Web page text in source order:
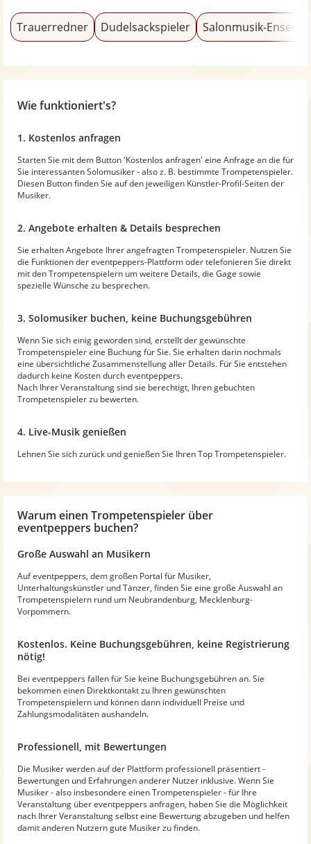
Trauerredner Dudelsackspieler Salonmusik-
Wie funktioniert's?
1. Kostenlos anfragen
Starten Sie mit dem Button 'Kostenlos anfragen' eine Anfrage an die für
Sie interessanten Solomusiker - also z. B. bestimmte Trompetenspieler.
Diesen Button finden Sie auf den jeweiligen Künstler-Profil-Seiten der
Musiker.
2. Angebote erhalten & Details besprechen
Sie erhalten Angebote Ihrer angefragten Trompetenspieler. Nutzen Sie
die Funktionen der eventpeppers-Plattform oder telefonieren Sie direkt
mit den Trompetenspielern um weitere Details, die Gage sowie
spezielle Wünsche zu besprechen.
3. Solomusiker buchen, keine Buchungsgebühren
Wenn Sie sich einig geworden sind, erstellt der gewünschte
Trompetenspieler eine Buchung für Sie. Sie erhalten darin nochmals
eine übersichtliche Zusammenstellung aller Details. Für Sie entstehen
dadurch keine Kosten durch eventpeppers.
Nach Ihrer Veranstaltung sind sie berechtigt, Ihren gebuchten
Trompetenspieler zu bewerten.
4. Live-Musik genießen
Lehnen Sie sich zurück und genießen Sie Ihren Top Trompetenspieler.
Warum einen Trompetenspieler über
eventpeppers buchen?
Große Auswahl an Musikern
Auf eventpeppers, dem großen Portal für Musiker,
Unterhaltungskünstler und Tänzer, finden Sie eine große Auswahl an
Trompetenspielern rund um Neubrandenburg, Mecklenburg-
Vorpommern.
Kostenlos. Keine Buchungsgebühren, keine Registrierung
nötig!
Bei eventpeppers fallen für Sie keine Buchungsgebühren an. Sie
bekommen einen Direktkontakt zu Ihren gewünschten
Trompetenspielern und können dann individuell Preise und
Zahlungsmodalitäten aushandeln.
Professionell, mit Bewertungen
Die Musiker werden auf der Plattform professionell präsentiert -
Bewertungen und Erfahrungen anderer Nutzer inklusive. Wenn Sie
Musiker - also insbesondere einen Trompetenspieler - für Ihre
Veranstaltung über eventpeppers anfragen, haben Sie die Möglichkeit
nach Ihrer Veranstaltung selbst eine Bewertung abzugeben und helfen
damit anderen Nutzern gute Musiker zu finden.